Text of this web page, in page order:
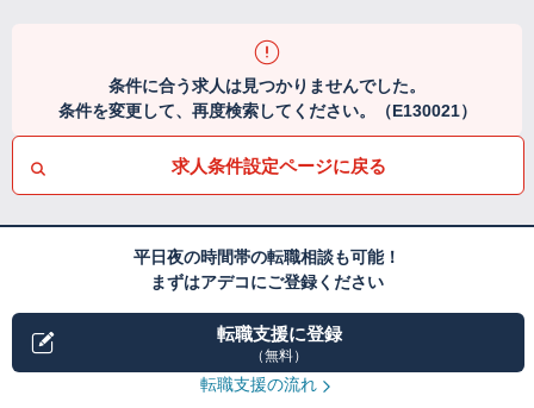
条件に合う求人は見つかりませんでした。
条件を変更して、再度検索してください。（E130021）
求人条件設定ページに戻る
平日夜の時間帯の転職相談も可能！
まずはアデコにご登録ください
転職支援に登録
（無料）
転職支援の流れ